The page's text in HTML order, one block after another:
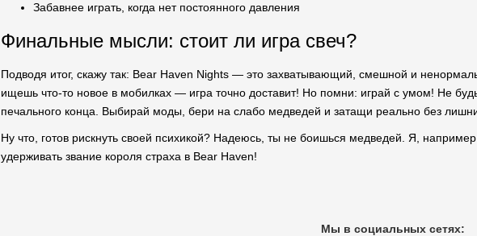
Забавнее играть, когда нет постоянного давления
Финальные мысли: стоит ли игра свеч?
Подводя итог, скажу так: Bear Haven Nights — это захватывающий, смешной и
ищешь что-то новое в мобилках — игра точно доставит! Но помни: играй с умом! Не
печального конца. Выбирай моды, бери на слабо медведей и затащи реально без
Ну что, готов рискнуть своей психикой? Надеюсь, ты не боишься медведей. Я,
удерживать звание короля страха в Bear Haven!
Мы в социальных сетях: